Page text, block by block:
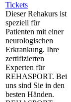
Tickets
Dieser Rehakurs ist
speziell für
Patienten mit einer
neurologischen
Erkrankung. Ihre
zertifizierten
Experten für
REHASPORT. Bei
uns sind Sie in den
besten Händen.